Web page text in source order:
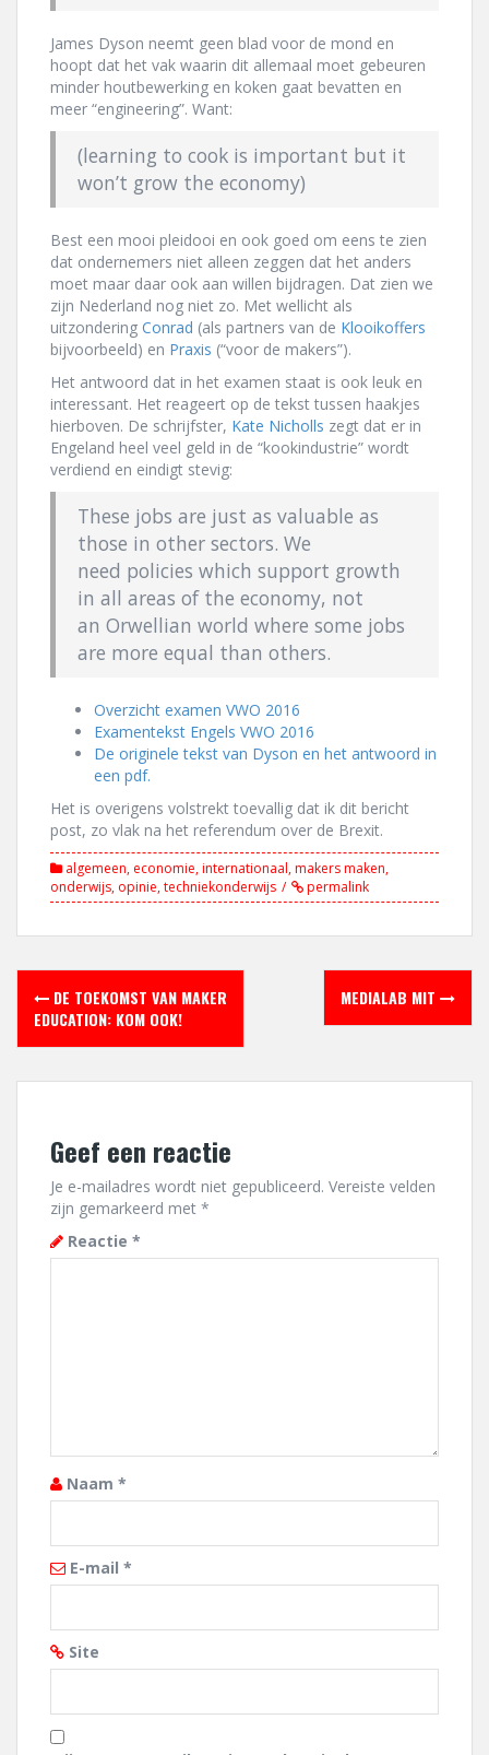
James Dyson neemt geen blad voor de mond en
hoopt dat het vak waarin dit allemaal moet gebeuren
minder houtbewerking en koken gaat bevatten en
meer “engineering”. Want:
(learning to cook is important but it
won’t grow the economy)
Best een mooi pleidooi en ook goed om eens te zien
dat ondernemers niet alleen zeggen dat het anders
moet maar daar ook aan willen bijdragen. Dat zien we
zijn Nederland nog niet zo. Met wellicht als
uitzondering Conrad (als partners van de Klooikoffers
bijvoorbeeld) en Praxis (“voor de makers”).
Het antwoord dat in het examen staat is ook leuk en
interessant. Het reageert op de tekst tussen haakjes
hierboven. De schrijfster, Kate Nicholls zegt dat er in
Engeland heel veel geld in de “kookindustrie” wordt
verdiend en eindigt stevig:
These jobs are just as valuable as
those in other sectors. We
need policies which support growth
in all areas of the economy, not
an Orwellian world where some jobs
are more equal than others.
Overzicht examen VWO 2016
Examentekst Engels VWO 2016
De originele tekst van Dyson en het antwoord in
een pdf.
Het is overigens volstrekt toevallig dat ik dit bericht
post, zo vlak na het referendum over de Brexit.
algemeen, economie,internationaal,makers maken,
onderwijs, opinie,techniekonderwijs permalink
Berichtnavigatie
DE TOEKOMST VAN MAKER
EDUCATION: KOM OOK!
MEDIALAB MIT
Geef een reactie
Je e-mailadres wordt niet gepubliceerd. Vereiste velden
zijn gemarkeerd met *
Reactie *
Naam *
E-mail *
Site